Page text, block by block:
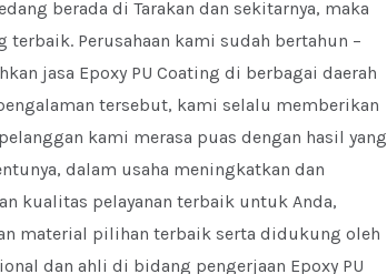
berada di Tarakan dan sekitarnya, maka
terbaik. Perusahaan kami sudah bertahun –
jasa Epoxy PU Coating di berbagai daerah
tersebut, kami selalu memberikan
kami merasa puas dengan hasil yang
dalam usaha meningkatkan dan
kualitas pelayanan terbaik untuk Anda,
material pilihan terbaik serta didukung oleh
dan ahli di bidang pengerjaan Epoxy PU